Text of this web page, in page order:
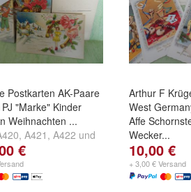
Postkarten AK-Paare
"Marke" Kinder
Weihnachten ...
, A421 , A422 und
€
Arthur F
West
Affe
Wecker...
Motiv:A696 -
4er Set,A698
weitere ...
10,00 €
+ 3,00 € Versand